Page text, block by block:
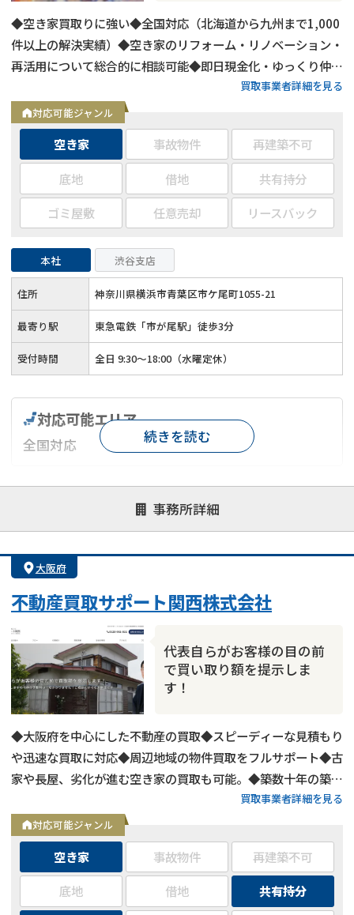
◆空き家買取りに強い◆全国対応（北海道から九州まで1,000
件以上の解決実績）◆空き家のリフォーム・リノベーション・
再活用について総合的に相談可能◆即日現金化・ゆっくり仲介
販売どちらも対応可◆約400名の士業パートナーと連携
買取事業者詳細を見る
対応可能ジャンル
空き家 事故物件
再建築不可
底地
借地
共有持分
ゴミ屋敷
任意売却 リースバック
本社 渋谷支店
住所 神奈川県横浜市青葉区市ケ尾町1055-21
最寄り駅 東急電鉄「市が尾駅」徒歩3分
受付時間 全日 9:30～18:00（水曜定休）
事務所詳細
対応可能エリア
全国対応
対応が親身 オンライン面談可能
レスポンスが早い
1億円以上の買取可
続きを読む
大阪府
不動産買取サポート関西株式会社
代表自らがお客様の目の前
で買い取り額を提示しま
す！
◆大阪府を中心にした不動産の買取◆スピーディーな見積もり
や迅速な買取に対応◆周辺地域の物件買取をフルサポート◆古
家や長屋、劣化が進む空き家の買取も可能。◆築数十年の築古
物件や心理的瑕疵物件の買取もOK◆お客様第一主義で取り組
む買取
買取事業者詳細を見る
対応可能ジャンル
空き家 事故物件
再建築不可
底地
借地
共有持分